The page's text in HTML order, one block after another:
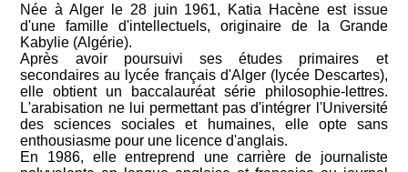
Née à Alger le 28 juin 1961, Katia Hacène est issue
d'une famille d'intellectuels, originaire de la Grande
Kabylie (Algérie).
Après avoir poursuivi ses études primaires et
secondaires au lycée français d'Alger (lycée Descartes),
elle obtient un baccalauréat série philosophie-lettres.
L'arabisation ne lui permettant pas d'intégrer l'Université
des sciences sociales et humaines, elle opte sans
enthousiasme pour une licence d'anglais.
En 1986, elle entreprend une carrière de journaliste